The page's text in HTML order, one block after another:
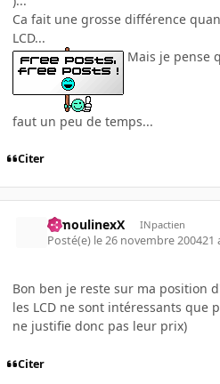
Ca fait une grosse différence
LCD...
Mais je pense
faut un peu de temps...
Citer
MmoulinexX INpactien
Posté(e) le 26 novembre 200421
Bon ben je reste sur ma position
les LCD ne sont intéressants que
ne justifie donc pas leur prix)
Citer